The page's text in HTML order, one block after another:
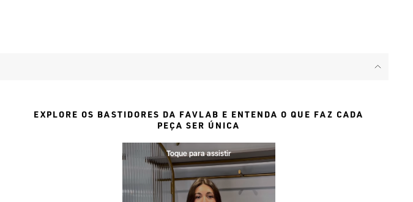
EXPLORE OS BASTIDORES DA FAVLAB E ENTENDA O QUE FAZ CADA
PEÇA SER ÚNICA